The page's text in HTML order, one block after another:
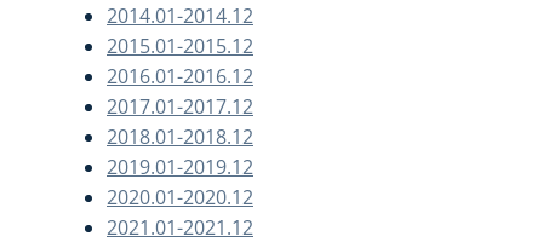
2014.01-2014.12
2015.01-2015.12
2016.01-2016.12
2017.01-2017.12
2018.01-2018.12
2019.01-2019.12
2020.01-2020.12
2021.01-2021.12